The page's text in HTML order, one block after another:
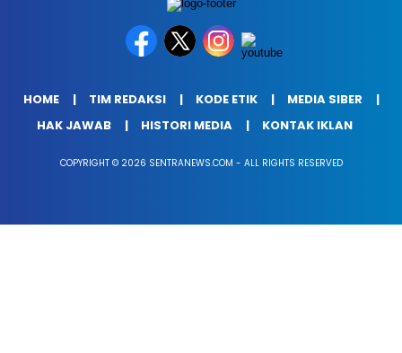
HOME TIM REDAKSI KODE ETIK
MEDIA SIBER
HAK JAWAB
HISTORI MEDIA KONTAK IKLAN
COPYRIGHT © 2026 SENTRANEWS.COM - ALL RIGHTS RESERVED